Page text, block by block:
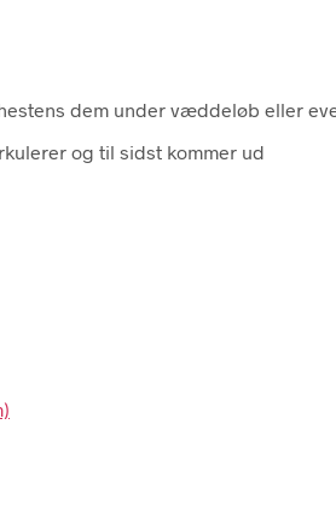
dem under væddeløb eller
og til sidst kommer ud